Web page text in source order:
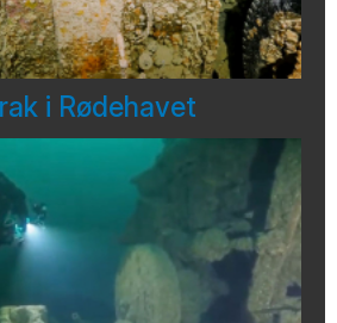
i Rødehavet